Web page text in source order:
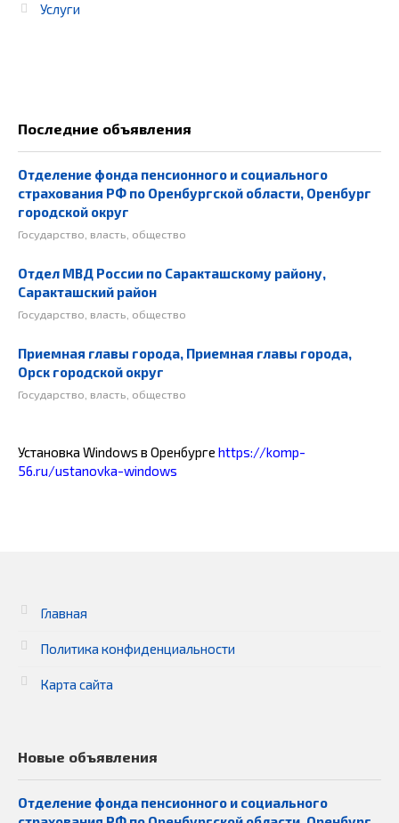
Услуги
Последние объявления
Отделение фонда пенсионного и социального
страхования РФ по Оренбургской области, Оренбург
городской округ
Государство, власть, общество
Отдел МВД России по Саракташскому району,
Саракташский район
Государство, власть, общество
Приемная главы города, Приемная главы города,
Орск городской округ
Государство, власть, общество
Установка Windows в Оренбурге https://komp-
56.ru/ustanovka-windows
Главная
Политика конфиденциальности
Карта сайта
Новые объявления
Отделение фонда пенсионного и социального